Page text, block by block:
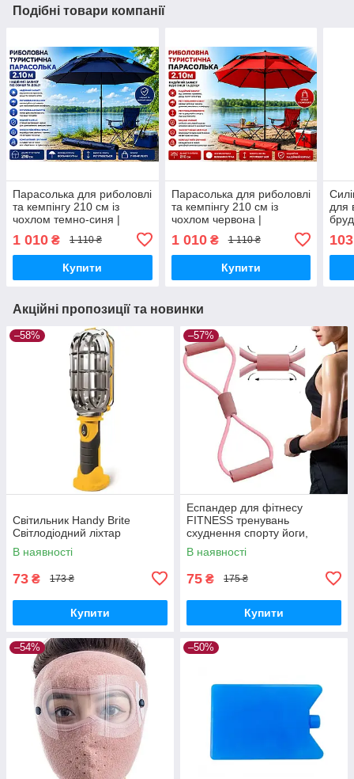
Подібні товари компанії
Парасолька для риболовлі
та кемпінгу 210 см із
чохлом темно-синя |
Туристична восьмикутна
парасолька від сонця й
дощу
1 010 ₴ 1 110 ₴
Купити
Парасолька для риболовлі
та кемпінгу 210 см із
чохлом червона |
Туристична восьмикутна
парасолька від сонця й
дощу
1 010₴ 1 110 ₴
Купити
для
Акційні пропозиції та новинки
–58%
Світильник Handy Brite
Світлодіодний ліхтар
В наявності
73 ₴ 173 ₴
Купити
–57%
Еспандер для фітнесу
FITNESS тренувань
схуднення спорту йоги,
вісімка для чоловіків
В наявності
75 ₴ 175 ₴
Купити
–54% –50%